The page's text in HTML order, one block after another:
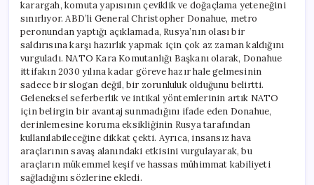
karargah, komuta yapısının çeviklik ve doğaçlama yeteneğini
sınırlıyor. ABD’li General Christopher Donahue, metro
peronundan yaptığı açıklamada, Rusya’nın olası bir
saldırısına karşı hazırlık yapmak için çok az zaman kaldığını
vurguladı. NATO Kara Komutanlığı Başkanı olarak, Donahue
ittifakın 2030 yılına kadar göreve hazır hale gelmesinin
sadece bir slogan değil, bir zorunluluk olduğunu belirtti.
Geleneksel seferberlik ve intikal yöntemlerinin artık NATO
için belirgin bir avantaj sunmadığını ifade eden Donahue,
derinlemesine koruma eksikliğinin Rusya tarafından
kullanılabileceğine dikkat çekti. Ayrıca, insansız hava
araçlarının savaş alanındaki etkisini vurgulayarak, bu
araçların mükemmel keşif ve hassas mühimmat kabiliyeti
sağladığını sözlerine ekledi.